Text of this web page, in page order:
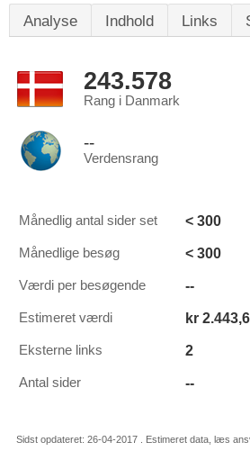
Analyse Indhold Links
243.578
Rang i Danmark
--
Verdensrang
Månedlig antal sider set < 300
Månedlige besøg < 300
Værdi per besøgende --
Estimeret værdi kr
Eksterne links 2
Antal sider --
Sidst opdateret: 26-04-2017 . Estimeret data, læs